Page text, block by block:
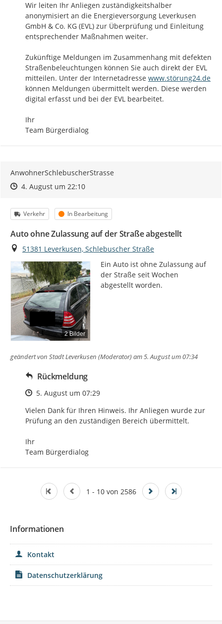
Wir leiten Ihr Anliegen zuständigkeitshalber
anonymisiert an die Energieversorgung Leverkusen
GmbH & Co. KG (EVL) zur Überprüfung und Einleitung
entsprechender Maßnahmen weiter.
Zukünftige Meldungen im Zusammenhang mit defekten
Straßenbeleuchtungen können Sie auch direkt der EVL
mitteilen. Unter der Internetadresse http://
www.störung24.de
können Meldungen übermittelt werden. Diese werden
digital erfasst und bei der EVL bearbeitet.
Ihr
Team Bürgerdialog
AnwohnerSchlebuscherStrasse
Zeitpunkt des Erstellens
Zeitpunkt des Erstellens
4. August um 22:10Zur Äußerung
Kategorie
Verkehr Status
In Bearbeitung
Auto ohne Zulassung auf der Straße abgestellt
Ort
51381 Leverkusen, Schlebuscher Straße
2 Bilder
Ein Auto ist ohne Zulassung auf
der Straße seit Wochen
abgestellt worden.
geändert von Stadt Leverkusen (Moderator)am 5. August um 07:34
Rückmeldung
Zeitpunkt des Erstellens
5. August um 07:29
Vielen Dank für Ihren Hinweis. Ihr Anliegen wurde zur
Prüfung an den zuständigen Bereich übermittelt.
Ihr
Team Bürgerdialog
1 - 10 von 2586
Informationen
Kontakt
Datenschutzerklärung